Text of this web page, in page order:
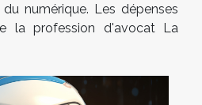
numérique. Les dépenses
la profession d'avocat La